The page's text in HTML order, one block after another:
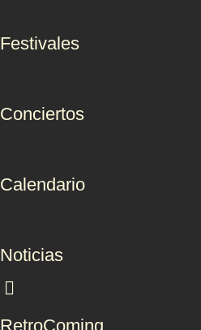
Festivales
Conciertos
Calendario
Noticias
RetroComing